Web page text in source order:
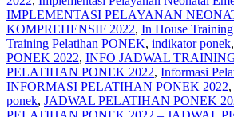
IMPLEMENTASI PELAYANAN
KOMPREHENSIF 2022, In House
Training Pelatihan PONEK, indikator ponek,
PONEK 2022, INFO JADWAL
PELATIHAN PONEK 2022, Informasi
INFORMASI PELATIHAN PONEK 2022,
ponek, JADWAL PELATIHAN PONEK